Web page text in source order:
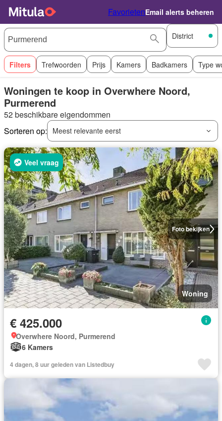
FavorietenEmail alerts beheren
District
Filters Trefwoorden Prijs Kamers Badkamers Type
Woningen te koop in Overwhere Noord,
Purmerend
52 beschikbare eigendommen
Sorteren op:
Meest relevante eerst
Foto bekijken
Veel vraag
Woning
€ 425.000
Overwhere Noord, Purmerend
6 Kamers
4 dagen, 8 uur geleden van Listedbuy